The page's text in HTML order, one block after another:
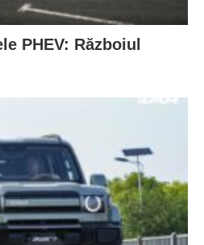
PHEV: Războiul